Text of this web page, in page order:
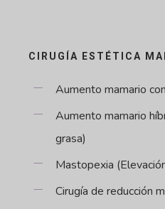
CIRUGÍA ESTÉTICA
Aumento mamario
Aumento mamario
grasa)
Mastopexia
Cirugía de reducción